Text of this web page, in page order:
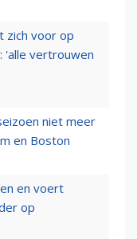
zich voor op
'alle vertrouwen
niet meer
en Boston
en voert
op